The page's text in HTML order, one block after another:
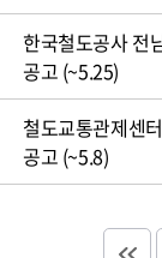
한국철도공사 전
공고 (~5.25)
철도교통관제센
공고 (~5.8)